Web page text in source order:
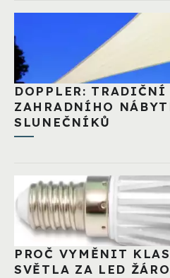
DOPPLER: TRADIČNÍ
ZAHRADNÍHO
SLUNEČNÍKŮ
PROČ VYMĚNIT
SVĚTLA ZA LED